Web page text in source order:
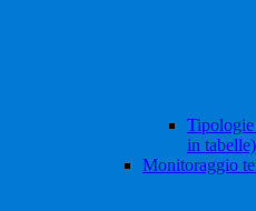
in tabelle)
Monitoraggio